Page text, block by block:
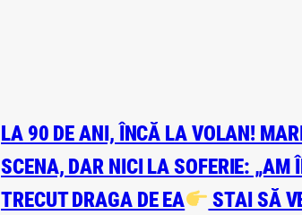
LA 90 DE ANI, ÎNCĂ LA VOLAN!
SCENA, DAR NICI LA SOFERIE: „AM
TRECUT DRAGA DE EA
STAI SĂ